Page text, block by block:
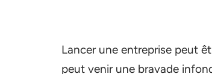
Lancer une entreprise peut
peut venir une bravade